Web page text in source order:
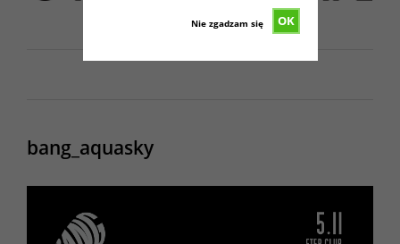
OK
Nie zgadzam się
bang_aquasky